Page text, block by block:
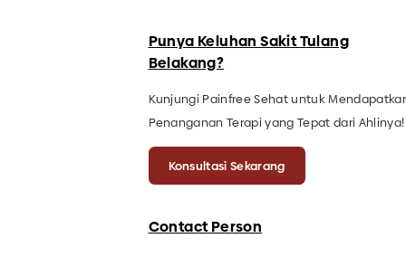
Punya Keluhan Sakit Tulang
Belakang?
Kunjungi Painfree Sehat untuk
Penanganan Terapi yang Tepat dari Ahlinya!
Konsultasi Sekarang
Contact Person